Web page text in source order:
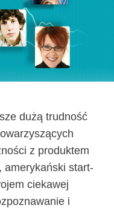
dużą trudność
z produktem
amerykański start-
ciekawej
i